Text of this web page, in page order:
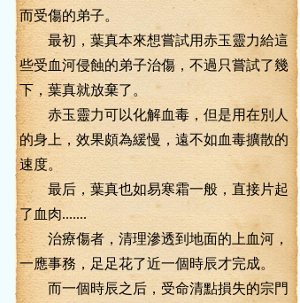
而受傷的弟子。
最初，葉真本來想嘗試用赤玉靈力給這
些受血河侵蝕的弟子治傷，不過只嘗試了幾
下，葉真就放棄了。
赤玉靈力可以化解血毒，但是用在別人
的身上，效果頗為緩慢，遠不如血毒擴散的
速度。
最后，葉真也如易寒霜一般，直接片起
了血肉.......
治療傷者，清理滲透到地面的上血河，
一應事務，足足花了近一個時辰才完成。
而一個時辰之后，受命清點損失的宗門